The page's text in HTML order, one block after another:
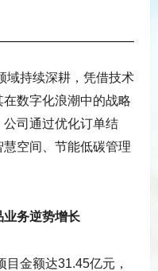
域持续深耕，凭借技术
数字化浪潮中的战略
司通过优化订单结
空间、节能低碳管理
业务逆势增长
金额达31.45亿元，